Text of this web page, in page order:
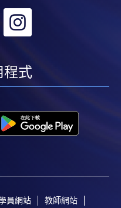
求申請人上載課程網頁
)。系統只支援doc,
。
先開立繳費靈戶口及設
何申請繳費靈戶口及密
學專業進修學院
轉
程式
員網站 教師網站